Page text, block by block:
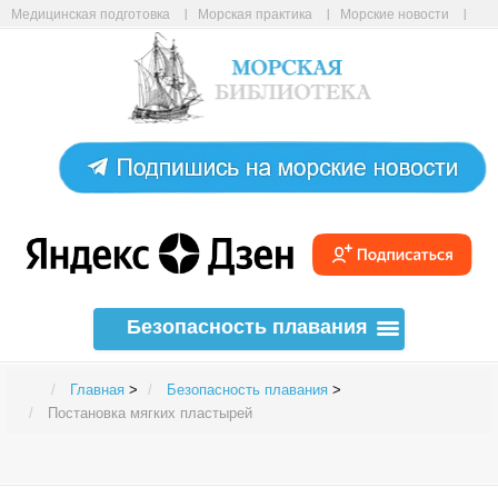
Медицинская подготовка Морская практика
Морские новости
Авиабилеты онлайн
Безопасность плавания
Главная > Безопасность плавания >
Постановка мягких пластырей